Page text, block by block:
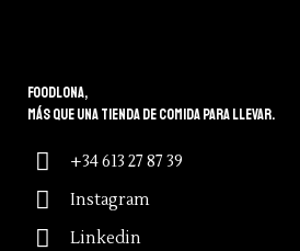
Foodlona,
más que una tienda de comida para llevar.
+34 613 27 87 39
Instagram
Linkedin